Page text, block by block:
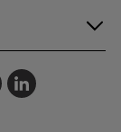
sur
nousnous